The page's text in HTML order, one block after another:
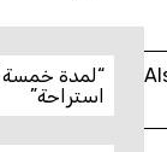
استراحة”